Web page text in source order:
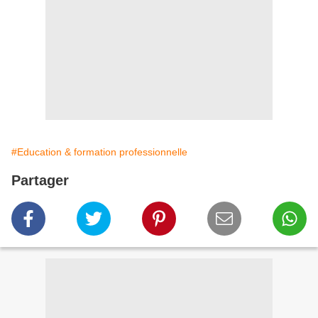
#Education & formation professionnelle
Partager